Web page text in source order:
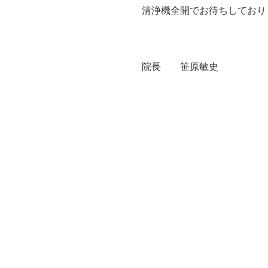
清浄機全開でお待ちしてお
院長 笹原敏史